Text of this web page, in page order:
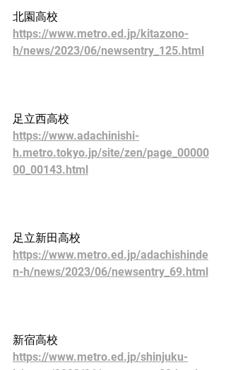
北園高校
https://www.metro.ed.jp/kitazono-
h/news/2023/06/newsentry_125.html
足立西高校
https://www.adachinishi-
h.metro.tokyo.jp/site/zen/page_00000
00_00143.html
足立新田高校
https://www.metro.ed.jp/adachishinde
n-h/news/2023/06/newsentry_69.html
新宿高校
https://www.metro.ed.jp/shinjuku-